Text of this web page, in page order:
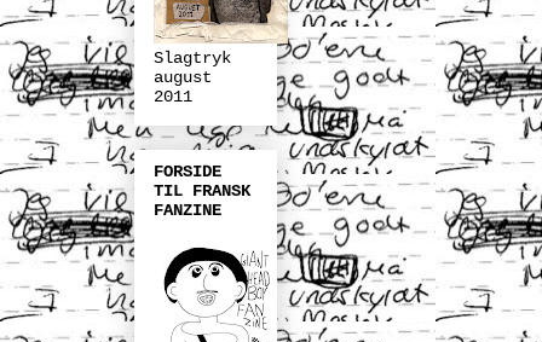
Slagtryk
august
2011
FORSIDE
TIL FRANSK
FANZINE